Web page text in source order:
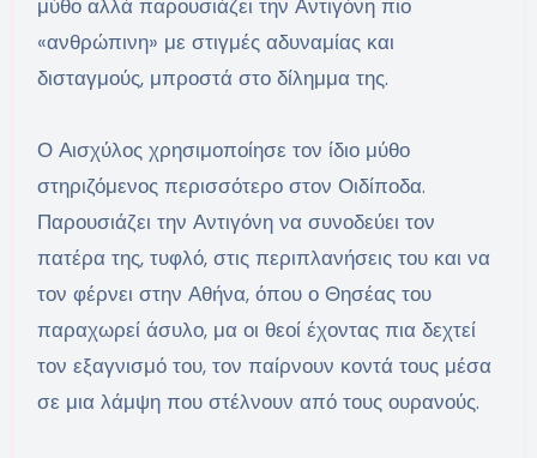
μύθο αλλά παρουσιάζει την Αντιγόνη πιο
«ανθρώπινη» με στιγμές αδυναμίας και
δισταγμούς, μπροστά στο δίλημμα της.
Ο Αισχύλος χρησιμοποίησε τον ίδιο μύθο
στηριζόμενος περισσότερο στον Οιδίποδα.
Παρουσιάζει την Αντιγόνη να συνοδεύει τον
πατέρα της, τυφλό, στις περιπλανήσεις του και να
τον φέρνει στην Αθήνα, όπου ο Θησέας του
παραχωρεί άσυλο, μα οι θεοί έχοντας πια δεχτεί
τον εξαγνισμό του, τον παίρνουν κοντά τους μέσα
σε μια λάμψη που στέλνουν από τους ουρανούς.